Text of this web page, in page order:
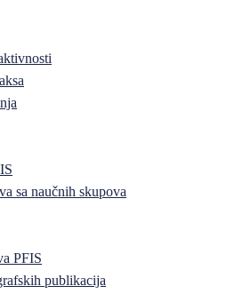
sa naučnih skupova
PFIS
publikacija